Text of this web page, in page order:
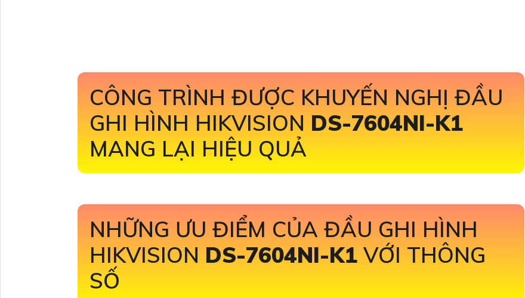
CÔNG TRÌNH ĐƯỢC KHUYẾN NGHỊ ĐẦU
GHI HÌNH HIKVISION DS-7604NI-K1
MANG LẠI HIỆU QUẢ
NHỮNG ƯU ĐIỂM CỦA ĐẦU GHI HÌNH
HIKVISION DS-7604NI-K1 VỚI THÔNG
SỐ